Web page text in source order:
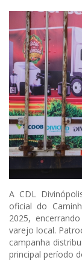
A CDL
oficial do
2025,
varejo local.
campanha
principal período